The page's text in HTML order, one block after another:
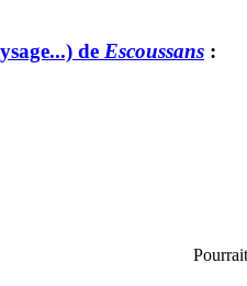
de Escoussans :